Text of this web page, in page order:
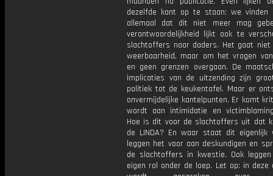
dezelfde kant op te staan: we vinden
allemaal dat dit niet meer mag
verantwoordelijkheid lijkt ook te
slachtoffers naar daders. Het gaat
weerbaarheid, maar om het vragen
en geen grenzen overgaan. De
implicaties van de uitzending zijn
politiek tot de keukentafel. Maar er
onvermijdelijke kantelpunten. Er komt
wordt aan intimidatie en
Hoe is dit voor de slachtoffers uit dat
de LINDA? En waar staat dit eigenlijk
leggen het voor aan deskundigen en
de slachtoffers in kwestie. Ook
eigen rol onder de loep. Let op: in deze